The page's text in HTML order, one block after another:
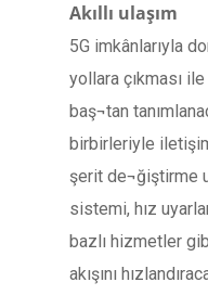
Akıllı ulaşım
5G imkânlarıyla
yollara çıkması
baş¬tan
birbirleriyle
şerit de¬ğiştirme
sistemi, hız
bazlı hizmetler
akışını